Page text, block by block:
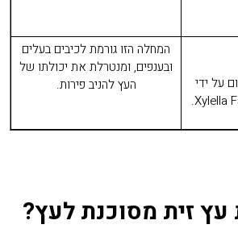
על ידי
Xylella
.
המחלה הזו גורמת לכיבים בעלים
ובענפים, ומנטרלת את יכולתו של
העץ להניב פירות.
זית מסוכנת לעץ?